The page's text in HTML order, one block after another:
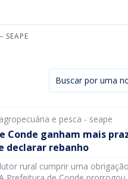
e pesca - seape
Conde ganham mais
declarar rebanho
rural cumprir uma